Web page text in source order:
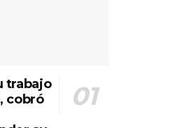
trabajo
cobró